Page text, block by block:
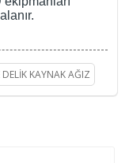
KAYNAK AĞIZ